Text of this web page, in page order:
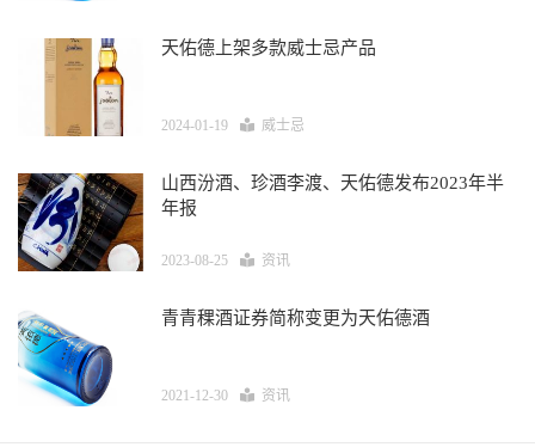
天佑德上架多款威士忌产品
2024-01-19 威士忌
山西汾酒、珍酒李渡、天佑德发布2023年半
年报
2023-08-25 资讯
青青稞酒证券简称变更为天佑德酒
2021-12-30 资讯